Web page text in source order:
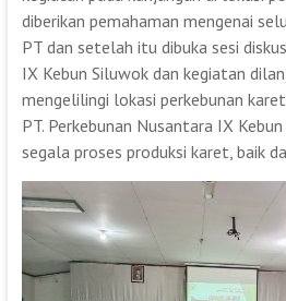
diberikan pemahaman mengenai
PT dan setelah itu dibuka sesi
IX Kebun Siluwok dan kegiatan
mengelilingi lokasi perkebunan
PT. Perkebunan Nusantara IX
segala proses produksi karet, baik